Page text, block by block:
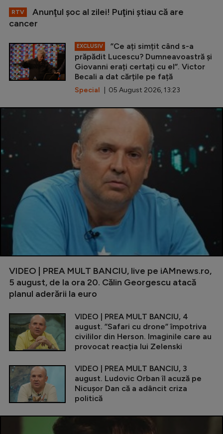
RTV
Anunţul şoc al zilei! Puţini ştiau că are
cancer
EXCLUSIV
”Ce ați simțit când s-a
prăpădit Lucescu? Dumneavoastră și
Giovanni erați certați cu el”. Victor
Becali a dat cărțile pe față
Special | 05 August 2026, 13:23
VIDEO | PREA MULT BANCIU, live pe iAMnews.ro,
5 august, de la ora 20. Călin Georgescu atacă
planul aderării la euro
VIDEO | PREA MULT BANCIU, 4
august. ”Safari cu drone” împotriva
civililor din Herson. Imaginile care au
provocat reacția lui Zelenski
VIDEO | PREA MULT BANCIU, 3
august. Ludovic Orban îl acuză pe
Nicușor Dan că a adâncit criza
politică